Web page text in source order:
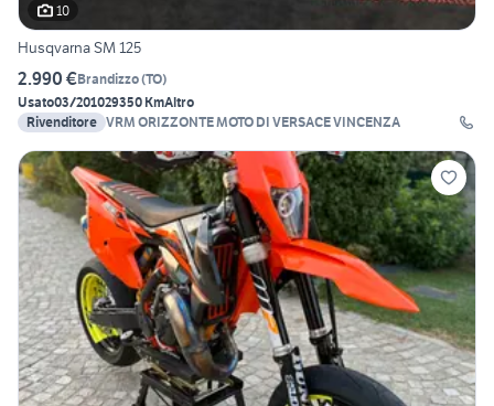
10
Husqvarna SM 125
2.990 €Brandizzo(TO)
Usato03/201029350 KmAltro
Rivenditore VRM ORIZZONTE MOTO DI VERSACE VINCENZA